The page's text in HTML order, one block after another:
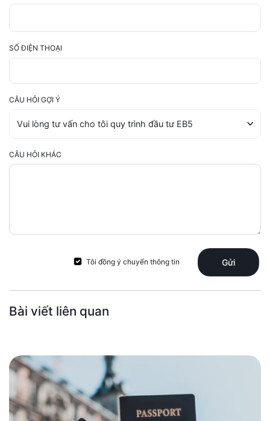
SỐ ĐIỆN THOẠI
CÂU HỎI GỢI Ý
CÂU HỎI KHÁC
Tôi đồng ý chuyển thông tin Gửi
Bài viết liên quan